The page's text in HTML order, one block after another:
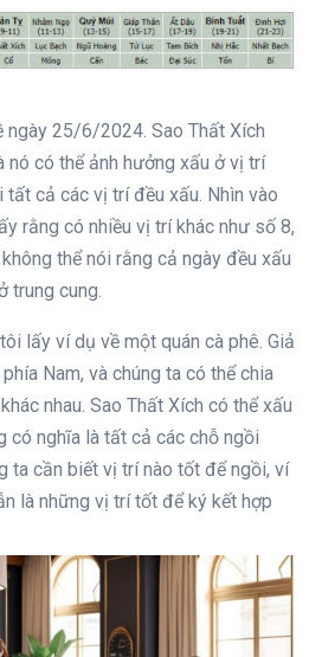
ngày 25/6/2024. Sao Thất Xích
nó có thể ảnh hưởng xấu ở vị trí
tất cả các vị trí đều xấu. Nhìn vào
rằng có nhiều vị trí khác như số 8,
thể nói rằng cả ngày đều xấu
trung cung.
lấy ví dụ về một quán cà phê. Giả
Nam, và chúng ta có thể chia
nhau. Sao Thất Xích có thể xấu
có nghĩa là tất cả các chỗ ngồi
ta cần biết vị trí nào tốt để ngồi, ví
là những vị trí tốt để ký kết hợp